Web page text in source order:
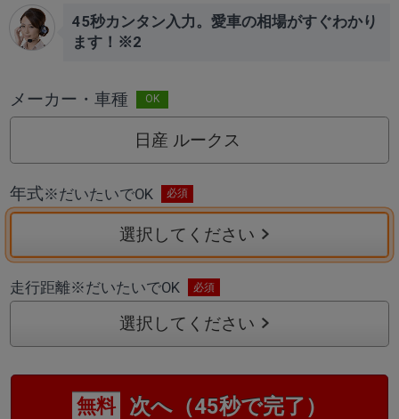
45秒カンタン入力。愛車の相場がすぐわかり
ます！※2
メーカー・車種
日産 ルークス
年式※だいたいでOK
選択してください
走行距離※だいたいでOK
選択してください
無料 次へ（45秒で完了）